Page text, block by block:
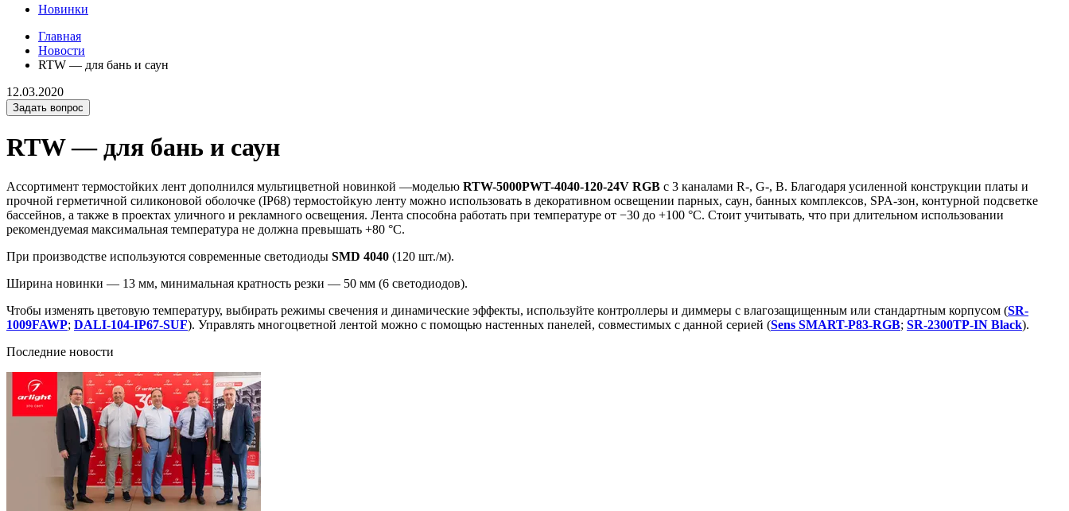
Новинки
Главная
Новости
RTW — для бань и саун
12.03.2020
Задать вопрос
RTW — для бань и саун
Ассортимент термостойких лент дополнился мультицветной новинкой —моделью RTW-5000PWT-4040-120-24V RGB с 3 каналами R-, G-, B. Благодаря усиленной конструкции платы и
прочной герметичной силиконовой оболочке (IP68) термостойкую ленту можно использовать в декоративном освещении парных, саун, банных комплексов, SPA-зон, контурной подсветке
бассейнов, а также в проектах уличного и рекламного освещения. Лента способна работать при температуре от −30 до +100 °C. Стоит учитывать, что при длительном использовании
рекомендуемая максимальная температура не должна превышать +80 °C.
При производстве используются современные светодиоды SMD 4040 (120 шт./м).
Ширина новинки — 13 мм, минимальная кратность резки — 50 мм (6 светодиодов).
Чтобы изменять цветовую температуру, выбирать режимы свечения и динамические эффекты, используйте контроллеры и диммеры с влагозащищенным или стандартным корпусом (SR-
1009FAWP; DALI-104-IP67-SUF). Управлять многоцветной лентой можно с помощью настенных панелей, совместимых с данной серией (Sens SMART-P83-RGB; SR-2300TP-IN Black).
Последние новости